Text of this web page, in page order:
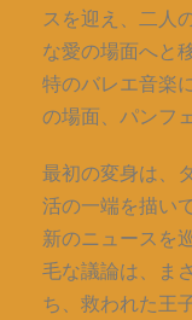
スを迎え、二人
な愛の場面へと
特のバレエ音楽
の場面、パンフ
最初の変身は、
活の一端を描い
新のニュースを
毛な議論は、ま
ち、救われた王